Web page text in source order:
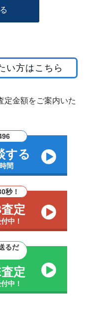
い方はこちら
定金額をご案内いた
する
間
秒！
定
中！
るだ
定
中！